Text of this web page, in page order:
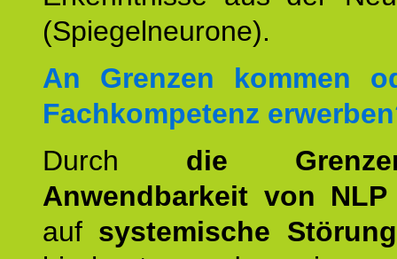
(Spiegelneurone).
An Grenzen kommen
Fachkompetenz
Durch die
Anwendbarkeit von NLP
auf systemische